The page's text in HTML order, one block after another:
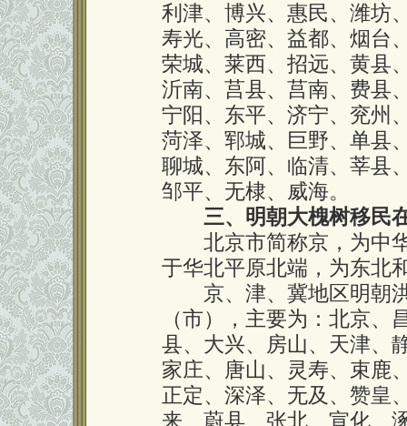
利津、博兴、惠民、潍坊
寿光、高密、益都、烟台
荣城、莱西、招远、黄县
沂南、莒县、莒南、费县
宁阳、东平、济宁、兖州
菏泽、郓城、巨野、单县
聊城、东阿、临清、莘县
邹平、无棣、威海。
三、明朝大槐树移民
北京市简称京，为中华
于华北平原北端，为东北
京、津、冀地区明朝洪
（市），主要为：北京
县、大兴、房山、天津、
家庄、唐山、灵寿、束鹿
正定、深泽、无及、赞皇
来、蔚县、张北、宣化、